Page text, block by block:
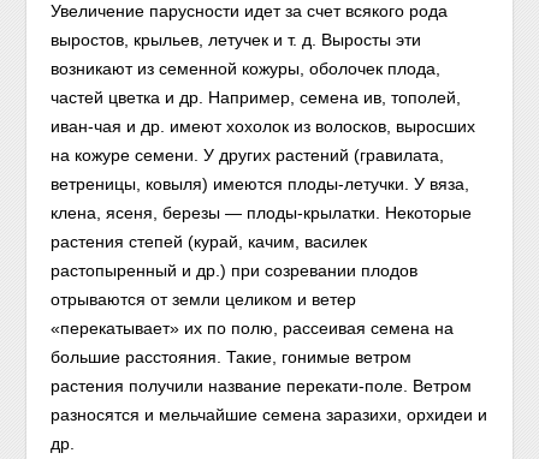
Увеличение парусности идет за счет всякого рода
выростов, крыльев, летучек и т. д. Выросты эти
возникают из семенной кожуры, оболочек плода,
частей цветка и др. Например, семена ив, тополей,
иван-чая и др. имеют хохолок из волосков, выросших
на кожуре семени. У других растений (гравилата,
ветреницы, ковыля) имеются плоды-летучки. У вяза,
клена, ясеня, березы — плоды-крылатки. Некоторые
растения степей (курай, качим, василек
растопыренный и др.) при созревании плодов
отрываются от земли целиком и ветер
«перекатывает» их по полю, рассеивая семена на
большие расстояния. Такие, гонимые ветром
растения получили название перекати-поле. Ветром
разносятся и мельчайшие семена заразихи, орхидеи и
др.